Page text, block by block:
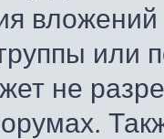
или
не